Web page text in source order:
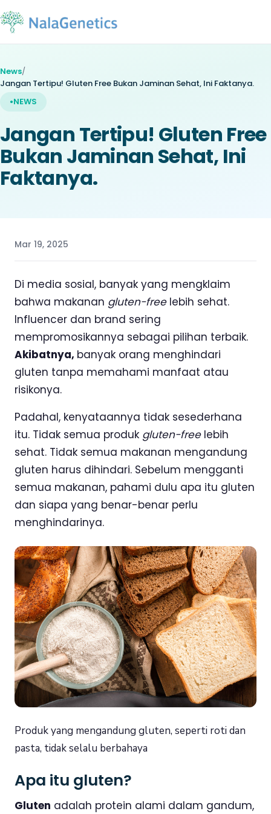
NEWS
Jangan Tertipu! Gluten Free
Bukan Jaminan Sehat, Ini
Faktanya.
News/
Jangan Tertipu! Gluten Free Bukan Jaminan Sehat, Ini Faktanya.
Mar 19, 2025
Di media sosial, banyak yang mengklaim
bahwa makanan gluten-freelebih sehat.
Influencer dan brand sering
mempromosikannya sebagai pilihan terbaik.
Akibatnya, banyak orang menghindari
gluten tanpa memahami manfaat atau
risikonya.
Padahal, kenyataannya tidak sesederhana
itu. Tidak semua produk gluten-freelebih
sehat. Tidak semua makanan mengandung
gluten harus dihindari. Sebelum mengganti
semua makanan, pahami dulu apa itu gluten
dan siapa yang benar-benar perlu
menghindarinya.
Produk yang mengandung gluten, seperti roti dan
pasta, tidak selalu berbahaya
Apa itu gluten?
Gluten adalah protein alami dalam gandum,